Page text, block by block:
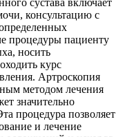
консультацию с
процедуры пациенту
носить
курс
Артроскопия
методом лечения
значительно
процедура позволяет
и лечение